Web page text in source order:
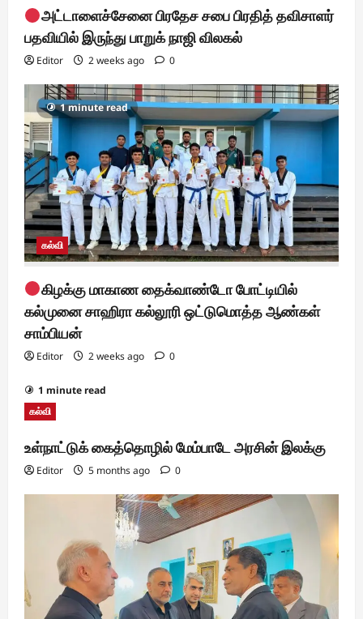
அட்டாளைச்சேனை பிரதேச சபை பிரதித் தவிசாளர்
பதவியில் இருந்து பாறுக் நாஜி விலகல்
Editor 2 weeks ago 0
1 minute read
கல்வி
கிழக்கு மாகாண தைக்வாண்டோ போட்டியில்
கல்முனை சாஹிரா கல்லூரி ஒட்டுமொத்த ஆண்கள்
சாம்பியன்
Editor 2 weeks ago 0
1 minute read
கல்வி
உள்நாட்டுக் கைத்தொழில் மேம்பாடே அரசின் இலக்கு
Editor 5 months ago 0